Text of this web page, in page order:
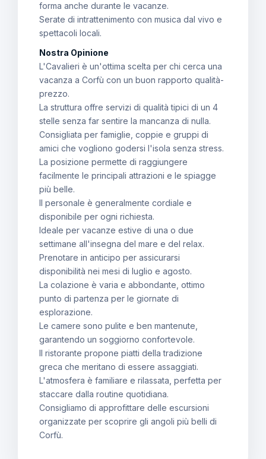
forma anche durante le vacanze.
Serate di intrattenimento con musica dal vivo e
spettacoli locali.
Nostra Opinione
L'Cavalieri è un'ottima scelta per chi cerca una
vacanza a Corfù con un buon rapporto qualità-
prezzo.
La struttura offre servizi di qualità tipici di un 4
stelle senza far sentire la mancanza di nulla.
Consigliata per famiglie, coppie e gruppi di
amici che vogliono godersi l'isola senza stress.
La posizione permette di raggiungere
facilmente le principali attrazioni e le spiagge
più belle.
Il personale è generalmente cordiale e
disponibile per ogni richiesta.
Ideale per vacanze estive di una o due
settimane all'insegna del mare e del relax.
Prenotare in anticipo per assicurarsi
disponibilità nei mesi di luglio e agosto.
La colazione è varia e abbondante, ottimo
punto di partenza per le giornate di
esplorazione.
Le camere sono pulite e ben mantenute,
garantendo un soggiorno confortevole.
Il ristorante propone piatti della tradizione
greca che meritano di essere assaggiati.
L'atmosfera è familiare e rilassata, perfetta per
staccare dalla routine quotidiana.
Consigliamo di approfittare delle escursioni
organizzate per scoprire gli angoli più belli di
Corfù.